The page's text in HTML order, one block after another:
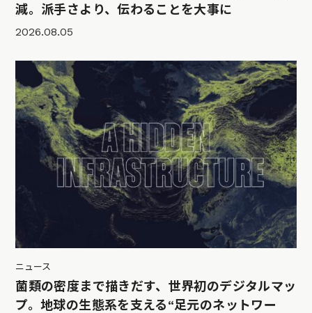
減。派手さより、伝わることを大事に
2026.08.05
ニュース
菌類の密度まで描きだす、世界初のデジタルマッ
プ。地球の生態系を支える“足元のネットワー